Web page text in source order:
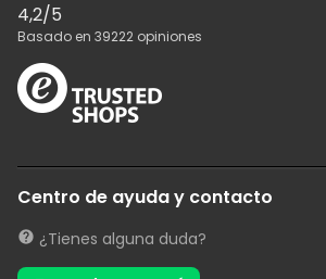
4,2/5
Basado en 39222 opiniones
Centro de ayuda y contacto
¿Tienes alguna duda?